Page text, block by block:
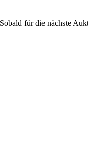
Sobald für die nächste